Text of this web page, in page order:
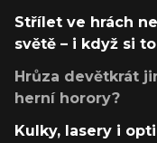
Střílet ve hrách
světě – i když si
Hrůza devětkrát
herní horory?
Kulky, lasery i